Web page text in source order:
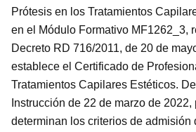
Prótesis en los Tratamientos
en el Módulo Formativo MF1262_3,
Decreto RD 716/2011, de 20 de
establece el Certificado de
Tratamientos Capilares Estéticos.
Instrucción de 22 de marzo de
determinan los criterios de admisión